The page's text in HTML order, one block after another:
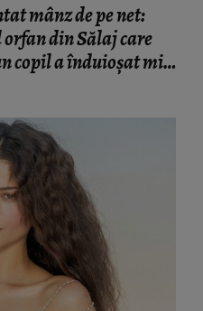
mânz de pe net:
din Sălaj care
copil a înduioșat mii